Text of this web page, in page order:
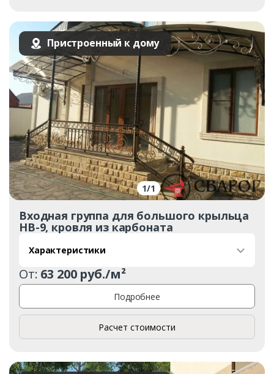
Пристроенный к дому
1/1
Входная группа для большого крыльца
НВ-9, кровля из карбоната
Характеристики
От: 63 200 руб./м²
Подробнее
Расчет стоимости